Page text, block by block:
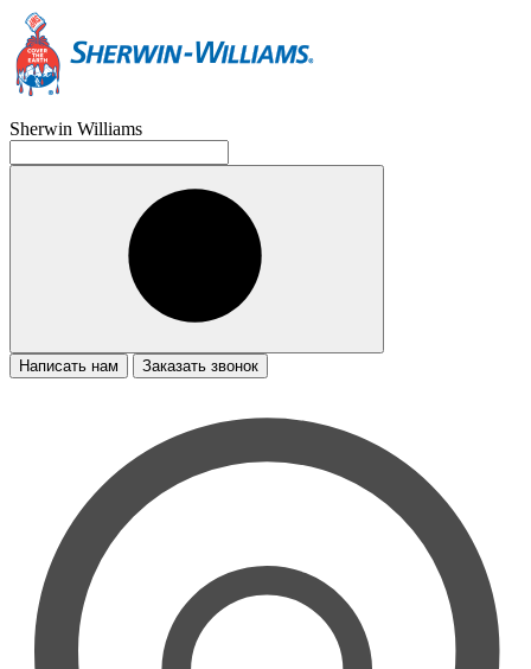
Sherwin Williams
Написать нам Заказать звонок